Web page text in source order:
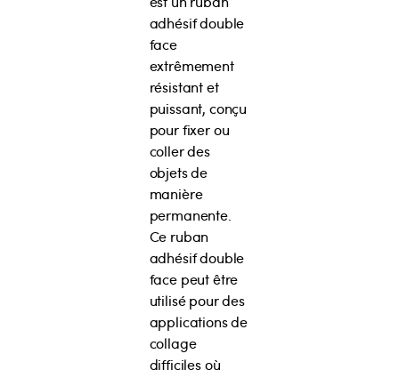
adhésif double
face
extrêmement
résistant et
puissant, conçu
pour fixer ou
coller des
objets de
manière
permanente.
Ce ruban
adhésif double
face peut être
utilisé pour des
applications de
collage
difficiles où